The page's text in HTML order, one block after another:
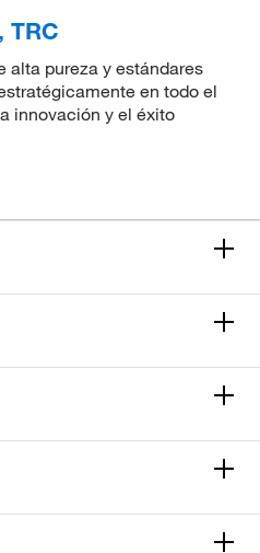
TRC
alta pureza y estándares
en todo el
innovación y el éxito